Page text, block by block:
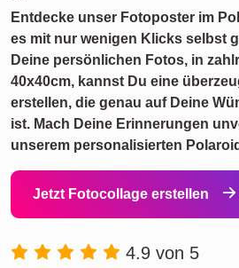
Entdecke unser Fotoposter im
es mit nur wenigen Klicks selbst
Deine persönlichen Fotos, in
40x40cm, kannst Du eine
erstellen, die genau auf Deine
ist. Mach Deine Erinnerungen
unserem personalisierten
Jetzt Fotocollage erstellen
4.9 von 5